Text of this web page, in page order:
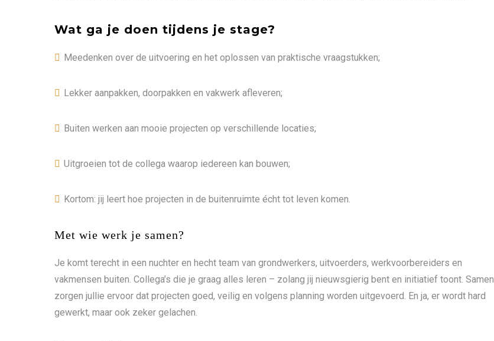
Wat ga je doen tijdens je stage?
Meedenken over de uitvoering en het oplossen van praktische vraagstukken;
Lekker aanpakken, doorpakken en vakwerk afleveren;
Buiten werken aan mooie projecten op verschillende locaties;
Uitgroeien tot de collega waarop iedereen kan bouwen;
Kortom: jij leert hoe projecten in de buitenruimte écht tot leven komen.
Met wie werk je samen?
Je komt terecht in een nuchter en hecht team van grondwerkers, uitvoerders, werkvoorbereiders en
vakmensen buiten. Collega’s die je graag alles leren – zolang jij nieuwsgierig bent en initiatief toont. Samen
zorgen jullie ervoor dat projecten goed, veilig en volgens planning worden uitgevoerd. En ja, er wordt hard
gewerkt, maar ook zeker gelachen.